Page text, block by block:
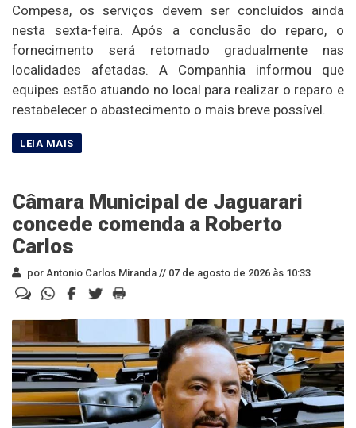
Compesa, os serviços devem ser concluídos ainda
nesta sexta-feira. Após a conclusão do reparo, o
fornecimento será retomado gradualmente nas
localidades afetadas. A Companhia informou que
equipes estão atuando no local para realizar o reparo e
restabelecer o abastecimento o mais breve possível.
Câmara Municipal de Jaguarari
concede comenda a Roberto
Carlos
por Antonio Carlos Miranda // 07 de agosto de 2026 às 10:33